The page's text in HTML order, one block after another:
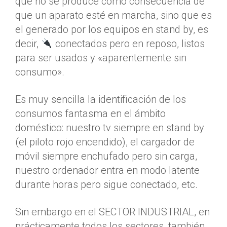
que un aparato esté en marcha, sino que es
el generado por los equipos en stand by, es
decir,
conectados pero en reposo, listos
para ser usados y «aparentemente sin
consumo».
Es muy sencilla la identificación de los
consumos fantasma en el ámbito
doméstico: nuestro tv siempre en stand by
(el piloto rojo encendido), el cargador de
móvil siempre enchufado pero sin carga,
nuestro ordenador entra en modo latente
durante horas pero sigue conectado, etc.
Sin embargo en el SECTOR INDUSTRIAL, en